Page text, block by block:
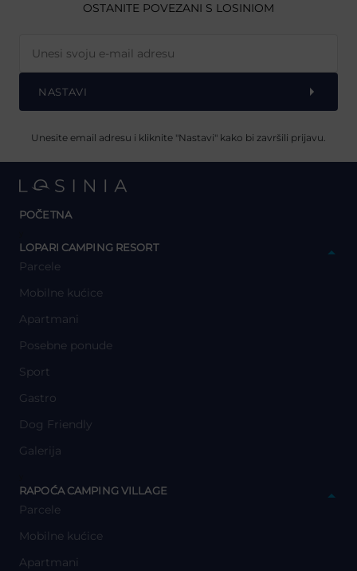
OSTANITE POVEZANI S LOSINIOM
NASTAVI
Unesite email adresu i kliknite "Nastavi" kako bi završili prijavu.
POČETNA
LOPARI CAMPING RESORT
Parcele
Mobilne kućice
Apartmani
Posebne ponude
Sport
Gastro
Dog Friendly
Galerija
RAPOĆA CAMPING VILLAGE
Parcele
Mobilne kućice
Apartmani